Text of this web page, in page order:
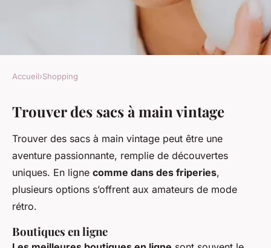
SHOPPING
Sacs à main vintage :
Comment trouver, choisir et
porter
Antonin 6 février 2025
Accueil›Shopping
Trouver des sacs à main vintage
Trouver des sacs à main vintage peut être une
aventure passionnante, remplie de découvertes
uniques. En ligne comme dans des friperies,
plusieurs options s’offrent aux amateurs de mode
rétro.
Boutiques en ligne